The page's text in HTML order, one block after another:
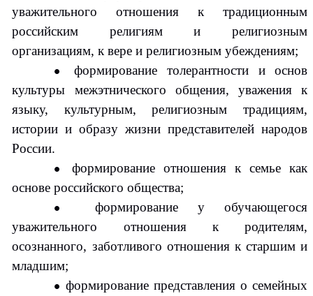
уважительного отношения к традиционным
российским религиям и религиозным
организациям, к вере и религиозным убеждениям;
формирование толерантности и основ
культуры межэтнического общения, уважения к
языку, культурным, религиозным традициям,
истории и образу жизни представителей народов
России.
формирование отношения к семье как
основе российского общества;
формирование у обучающегося
уважительного отношения к родителям,
осознанного, заботливого отношения к старшим и
младшим;
формирование представления о семейных